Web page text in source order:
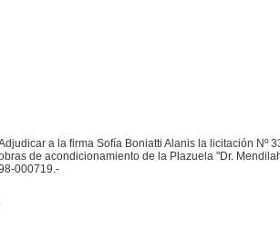
a la firma Sofía Boniatti Alanis la licitación Nº
de acondicionamiento de la Plazuela "Dr.
000719.-